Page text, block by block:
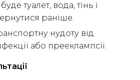
туалет, вода, тінь і
раніше.
нудоту від
або прееклампсії.